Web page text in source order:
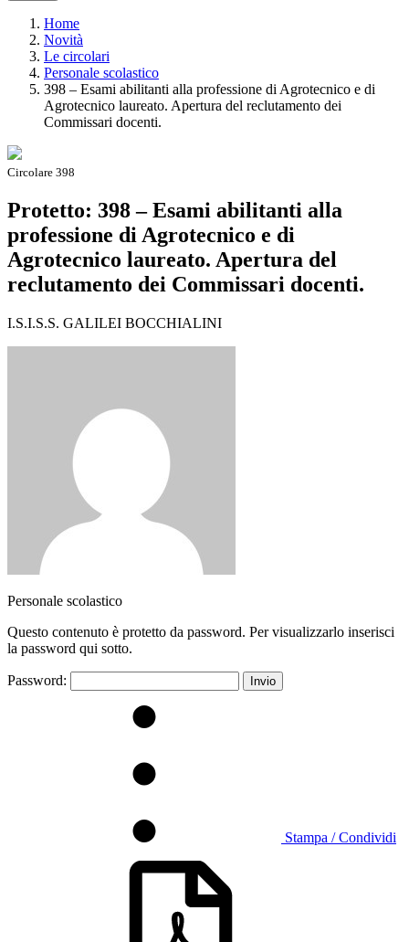
Home
Novità
Le circolari
Personale scolastico
398 – Esami abilitanti alla professione di Agrotecnico e di
Agrotecnico laureato. Apertura del reclutamento dei
Commissari docenti.
Circolare 398
Protetto: 398 – Esami abilitanti alla
professione di Agrotecnico e di
Agrotecnico laureato. Apertura del
reclutamento dei Commissari docenti.
I.S.I.S.S. GALILEI BOCCHIALINI
Personale scolastico
Questo contenuto è protetto da password. Per visualizzarlo inserisci
la password qui sotto.
Password:
Stampa / Condividi